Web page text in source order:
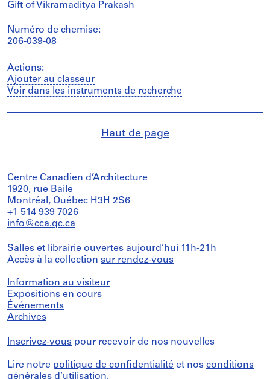
Gift of Vikramaditya Prakash
Numéro de chemise:
206-039-08
Actions:
Ajouter au classeur
Voir dans les instruments de recherche
Haut de page
Centre Canadien d’Architecture
1920, rue Baile
Montréal, Québec H3H 2S6
+1 514 939 7026
info@cca.qc.ca
Salles et librairie ouvertes aujourd’hui 11h-21h
Accès à la collection sur rendez-vous
Information au visiteur
Expositions en cours
Événements
Archives
Inscrivez-vous pour recevoir de nos nouvelles
Lire notre politique de confidentialité et nos conditions
générales d’utilisation.